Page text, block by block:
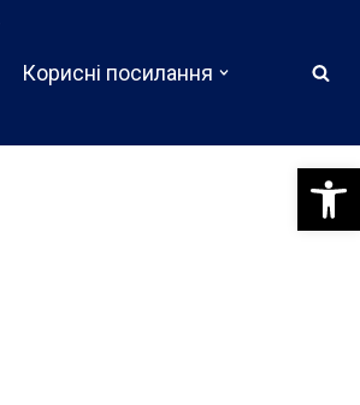
Корисні посилання